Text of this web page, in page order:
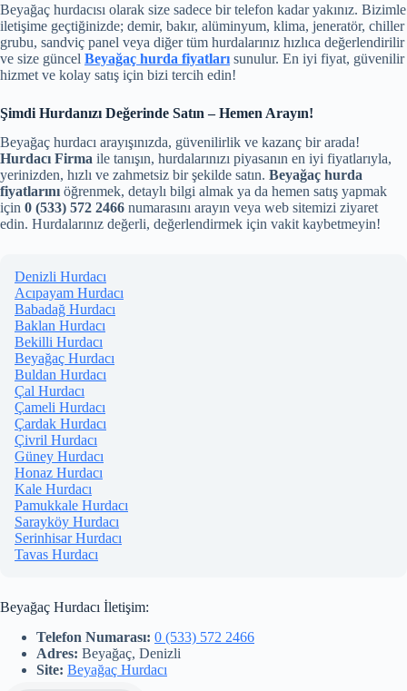
Beyağaç hurdacısı olarak size sadece bir telefon kadar yakınız. Bizimle
iletişime geçtiğinizde; demir, bakır, alüminyum, klima, jeneratör, chiller
grubu, sandviç panel veya diğer tüm hurdalarınız hızlıca değerlendirilir
ve size güncel Beyağaç hurda fiyatları sunulur. En iyi fiyat, güvenilir
hizmet ve kolay satış için bizi tercih edin!
Şimdi Hurdanızı Değerinde Satın – Hemen Arayın!
Beyağaç hurdacı arayışınızda, güvenilirlik ve kazanç bir arada!
Hurdacı Firma ile tanışın, hurdalarınızı piyasanın en iyi fiyatlarıyla,
yerinizden, hızlı ve zahmetsiz bir şekilde satın. Beyağaç hurda
fiyatlarını öğrenmek, detaylı bilgi almak ya da hemen satış yapmak
için 0 (533) 572 2466 numarasını arayın veya web sitemizi ziyaret
edin. Hurdalarınız değerli, değerlendirmek için vakit kaybetmeyin!
Denizli Hurdacı
Acıpayam Hurdacı
Babadağ Hurdacı
Baklan Hurdacı
Bekilli Hurdacı
Beyağaç Hurdacı
Buldan Hurdacı
Çal Hurdacı
Çameli Hurdacı
Çardak Hurdacı
Çivril Hurdacı
Güney Hurdacı
Honaz Hurdacı
Kale Hurdacı
Pamukkale Hurdacı
Sarayköy Hurdacı
Serinhisar Hurdacı
Tavas Hurdacı
Beyağaç Hurdacı İletişim:
Telefon Numarası: 0 (533) 572 2466
Adres: Beyağaç, Denizli
Site: Beyağaç Hurdacı